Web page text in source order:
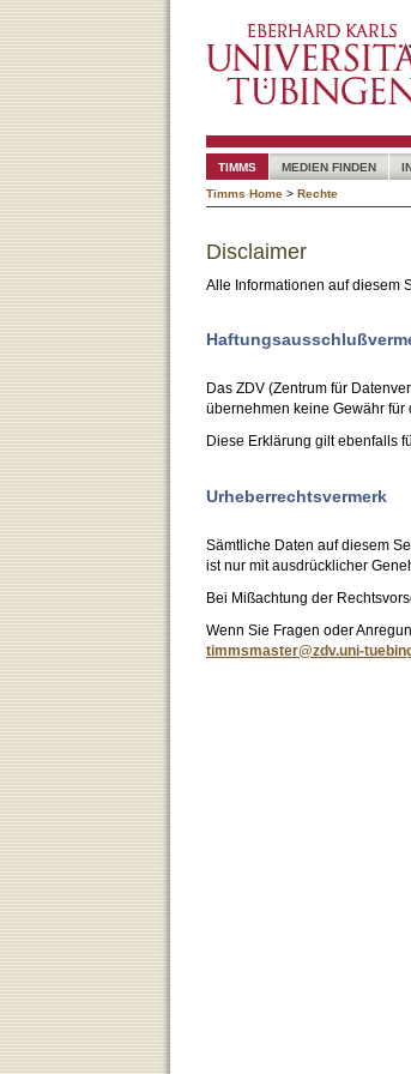
TIMMS MEDIEN FINDEN
Timms Home > Rechte
Disclaimer
Alle Informationen auf diesem
Das ZDV (Zentrum für
übernehmen keine Gewähr
Diese Erklärung gilt ebenfalls
Urheberrechtsvermerk
Sämtliche Daten auf diesem
ist nur mit ausdrücklicher
Bei Mißachtung der
Wenn Sie Fragen oder
timmsmaster@zdv.uni-